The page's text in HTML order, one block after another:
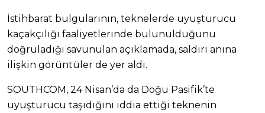
İstihbarat bulgularının, teknelerde uyuşturucu
kaçakçılığı faaliyetlerinde bulunulduğunu
doğruladığı savunulan açıklamada, saldırı anına
ilişkin görüntüler de yer aldı.
SOUTHCOM, 24 Nisan’da da Doğu Pasifik’te
uyuşturucu taşıdığını iddia ettiği teknenin